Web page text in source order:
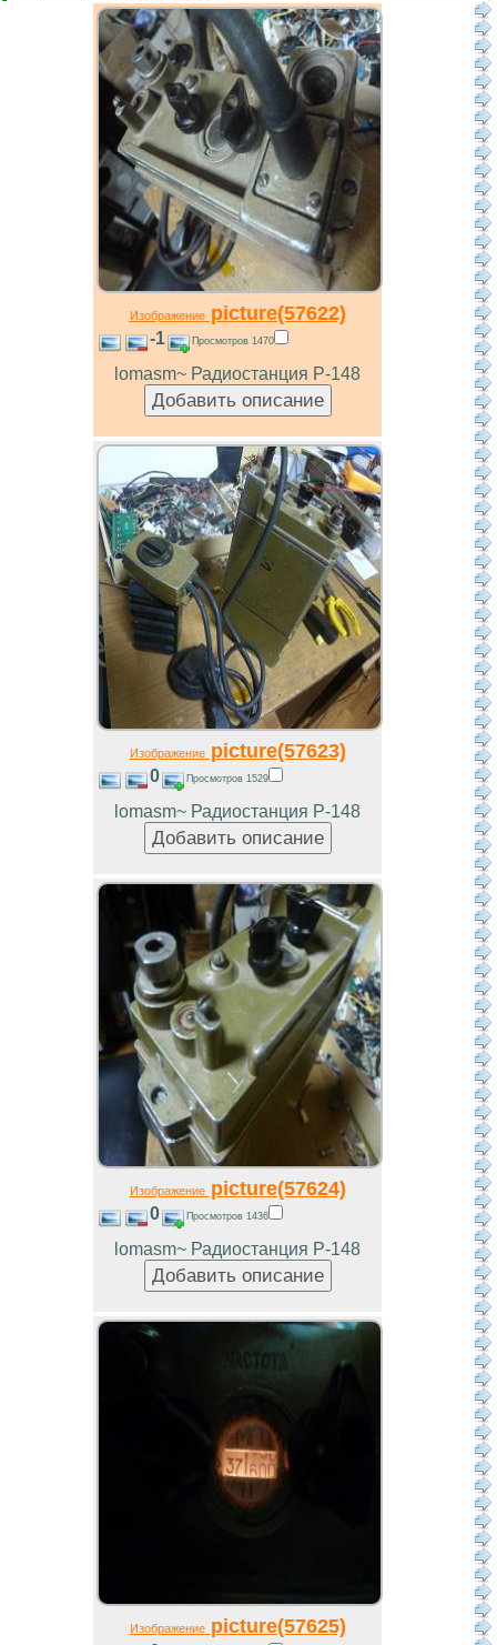
Изображениеpicture(57622)
-1 Просмотров 1470
lomasm~ Радиостанция Р-148
Изображениеpicture(57623)
0 Просмотров 1529
lomasm~ Радиостанция Р-148
Изображениеpicture(57624)
0 Просмотров 1436
lomasm~ Радиостанция Р-148
Изображениеpicture(57625)